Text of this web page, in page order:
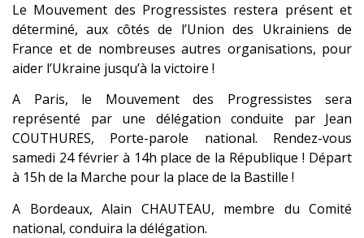
Le Mouvement des Progressistes restera présent et
déterminé, aux côtés de l’Union des Ukrainiens de
France et de nombreuses autres organisations, pour
aider l’Ukraine jusqu’à la victoire !
A Paris, le Mouvement des Progressistes sera
représenté par une délégation conduite par Jean
COUTHURES, Porte-parole national. Rendez-vous
samedi 24 février à 14h place de la République ! Départ
à 15h de la Marche pour la place de la Bastille !
A Bordeaux, Alain CHAUTEAU, membre du Comité
national, conduira la délégation.